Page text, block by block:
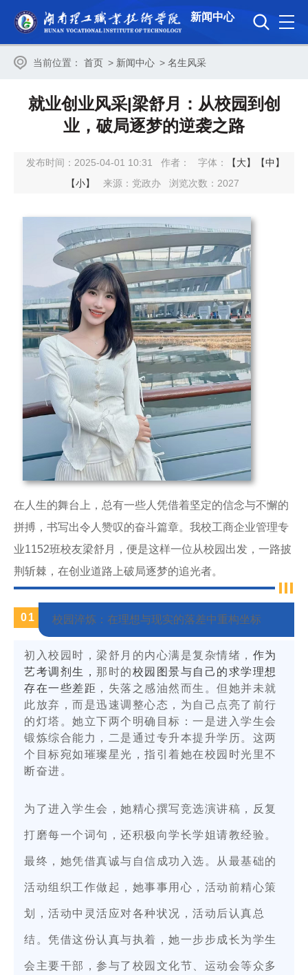
新闻中心
当前位置： 首页 > 新闻中心 > 名生风采
就业创业风采|梁舒月：从校园到创
业，破局逐梦的逆袭之路
发布时间：2025-04-01 10:31 作者： 字体： 【大】
【中】
【小】
来源：党政办 浏览次数： 2027
在人生的舞台上，总有一些人凭借着坚定的信念与不懈的
拼搏，书写出令人赞叹的奋斗篇章。我校工商企业管理专
业1152班校友梁舒月，便是这样一位从校园出发，一路披
荆斩棘，在创业道路上破局逐梦的追光者。
01 校园淬炼：在理想与现实的落差中重构坐标
初入校园时，梁舒月的内心满是复杂情绪， 作为
艺考调剂生， 那时的校园图景与自己的求学理想
存在一些差距 ，失落之感油然而生。 但她并未就
此放弃，而是迅速调整心态，为自己点亮了前行
的灯塔。她立下两个明确目标：一是进入学生会
锻炼综合能力，二是通过专升本提升学历。这两
个目标宛如璀璨星光，指引着她在校园时光里不
断奋进。
为了进入学生会，她精心撰写竞选演讲稿，反复
打磨每一个词句，还积极向学长学姐请教经验。
最终，她凭借真诚与自信成功入选。从最基础的
活动组织工作做起，她事事用心，活动前精心策
划，活动中灵活应对各种状况，活动后认真总
结。凭借这份认真与执着，她一步步成长为学生
会主要干部，参与了校园文化节、运动会等众多